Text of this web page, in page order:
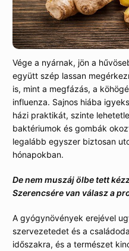
Vége a nyárnak, jön a
együtt szép lassan
is, mint a megfázás, a
influenza. Sajnos hiába
házi praktikát, szinte
baktériumok és gombák
legalább egyszer biztosan
hónapokban.
De nem muszáj ölbe tett
Szerencsére van válasz a
A gyógynövények erejével
szervezetedet és a
időszakra, és a természet